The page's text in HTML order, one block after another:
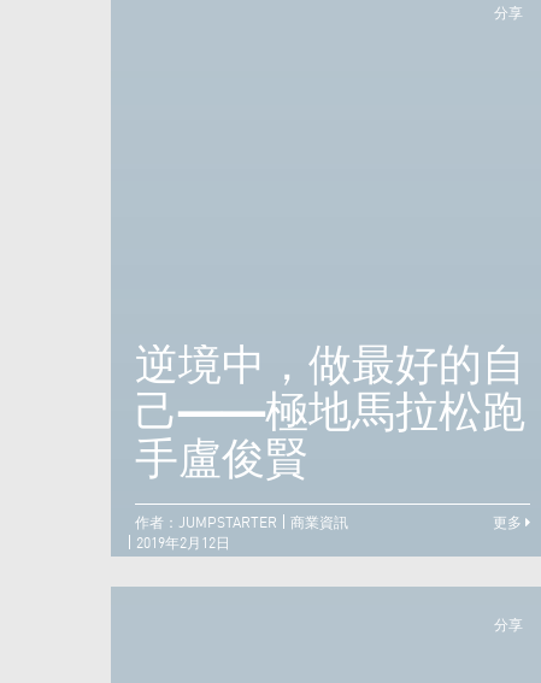
分享
逆境中，做最好的自
己——極地馬拉松跑
手盧俊賢
作者：JUMPSTARTER
商業資訊
2019年2月12日
更多
分享